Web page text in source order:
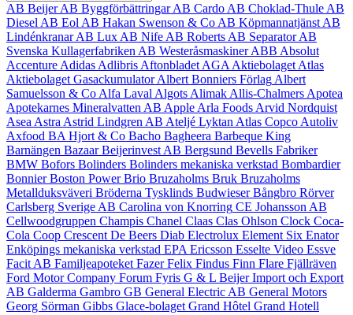
AB Beijer AB Byggförbättringar AB Cardo AB Choklad-Thule AB
Diesel AB Eol AB Hakan Swenson & Co AB Köpmannatjänst AB
Lindénkranar AB Lux AB Nife AB Roberts AB Separator AB
Svenska Kullagerfabriken AB Westeråsmaskiner ABB Absolut
Accenture Adidas Adlibris Aftonbladet AGA Aktiebolaget Atlas
Aktiebolaget Gasackumulator Albert Bonniers Förlag Albert
Samuelsson & Co Alfa Laval Algots Alimak Allis‑Chalmers Apotea
Apotekarnes Mineralvatten AB Apple Arla Foods Arvid Nordquist
Asea Astra Astrid Lindgren AB Ateljé Lyktan Atlas Copco Autoliv
Axfood BA Hjort & Co Bacho Bagheera Barbeque King
Barnängen Bazaar Beijerinvest AB Bergsund Bevells Fabriker
BMW Bofors Bolinders Bolinders mekaniska verkstad Bombardier
Bonnier Boston Power Brio Bruzaholms Bruk Bruzaholms
Metallduksväveri Bröderna Tysklinds Budwieser Bångbro Rörver
Carlsberg Sverige AB Carolina von Knorring CE Johansson AB
Cellwoodgruppen Champis Chanel Claas Clas Ohlson Clock Coca-
Cola Coop Crescent De Beers Diab Electrolux Element Six Enator
Enköpings mekaniska verkstad EPA Ericsson Esselte Video Essve
Facit AB Familjeapoteket Fazer Felix Findus Finn Flare Fjällräven
Ford Motor Company Forum Fyris G & L Beijer Import och Export
AB Galderma Gambro GB General Electric AB General Motors
Georg Sörman Gibbs Glace-bolaget Grand Hôtel Grand Hotell